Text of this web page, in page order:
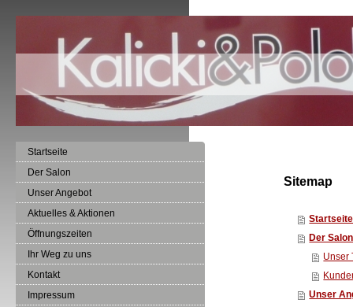
Sitemap
Startseite
Der Salon
Unser
Unser
Startseite
Der Salon
Unser Angebot
Aktuelles & Aktionen
Öffnungszeiten
Ihr Weg zu uns
Kontakt
Impressum